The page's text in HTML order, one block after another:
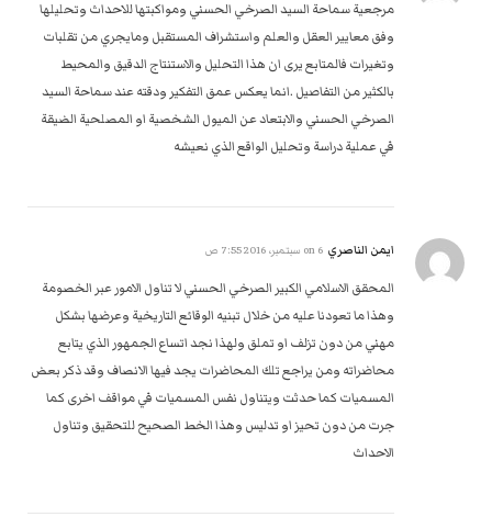
مرجعية سماحة السيد الصرخي الحسني ومواكبتها للاحداث وتحليلها
وفق معايير العقل والعلم واستشراف المستقبل ومايجري من تقلبات
وتغيرات فالمتابع يرى ان هذا التحليل واﻻستنتاج الدقيق والمحيط
بالكثير من التفاصيل .انما يعكس عمق التفكير ودقته عند سماحة السيد
الصرخي الحسني واﻻبتعاد عن الميول الشخصية او المصلحية الضيقة
في عملية دراسة وتحليل الواقع الذي نعيشه
ايمن الناصري 6 سبتمبر، 2016 7:55 ص
المحقق الاسلامي الكبير الصرخي الحسني لا تناول الامور عبر الخصومة
وهذا ما تعودنا عليه من خلال تبنيه الوقائع التاريخية وعرضها بشكل
مهني من دون تزلف او تملق ولهذا نجد اتساع الجمهور الذي يتابع
محاضراته ومن يراجع تلك المحاضرات يجد فيها الانصاف وقد ذكر بعض
المسميات كما حدثت ويتناول نفس المسميات في مواقف اخرى كما
جرت من دون تحيز او تدليس وهذا الخط الصحيح للتحقيق وتناول
الاحداث